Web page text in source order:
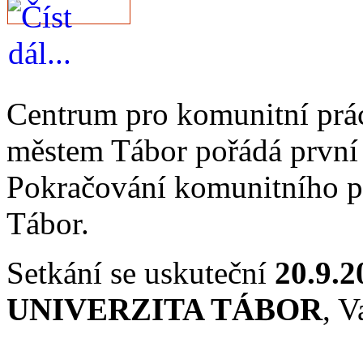
Centrum pro komunitní
městem Tábor pořádá
Pokračování komunitního
Tábor.
Setkání se uskuteční
UNIVERZITA TÁBOR,